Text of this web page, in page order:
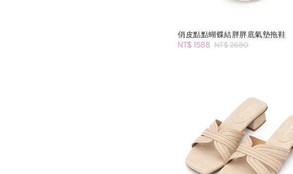
俏皮點點蝴蝶結胖胖底氣墊拖鞋
NT$ 1588 NT$ 2680